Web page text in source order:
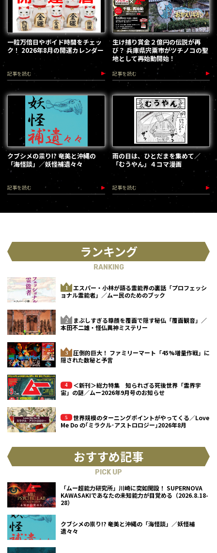
一粒万倍日やボイド時間をチェッ
ク！ 2026年8月の開運カレンダー
記事を読む
生け捕り賞金２億円の伝説が再
び？ 兵庫県宍粟市がツチノコの聖
地として再始動開始！
記事を読む
クブシメの祟り!? 奄美と沖縄の
「海怪談」／妖怪補遺々々
記事を読む
雨の日は、ひとだまを集めて／
「むうやん」４コマ漫画
記事を読む
ランキング
RANKING
エスパー・小林が語る霊能界の裏話「プロフェッシ
ョナル霊能者」／ムー民のためのブック
まぶしすぎる尊顔を覆面で隠す秘仏「覆面観音」／
本田不二雄・怪仏異神ミステリー
圧倒的巨大！ ファミリーマート「45%増量作戦」に
隠された数秘と予言
＜新刊＞総力特集 知られざる死後世界「霊界宇
宙」の謎／ムー2026年9月号のお知らせ
世界規模のターニングポイントがやってくる／Love
Me Do の｢ミラクル･アストロロジー｣2026年8月
おすすめ記事
PICK UP
「ムー超能力研究所」川崎に突如開設！ SUPERNOVA
KAWASAKIであなたの未知能力が目覚める（2026.8.18-
28）
クブシメの祟り!? 奄美と沖縄の「海怪談」／妖怪補
遺々々